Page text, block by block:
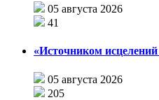
05 августа 2026
41
«Источником
05 августа 2026
205